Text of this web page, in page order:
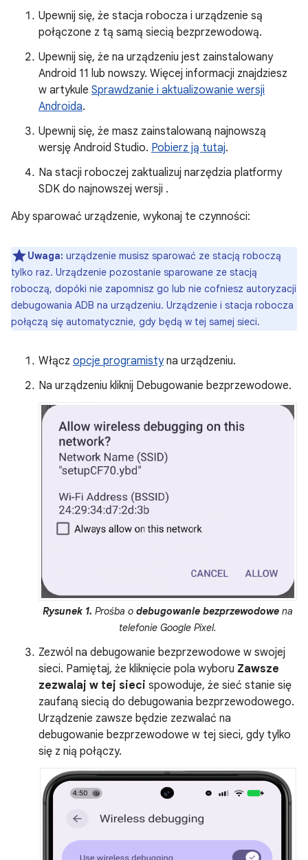
Upewnij się, że stacja robocza i urządzenie są
połączone z tą samą siecią bezprzewodową.
Upewnij się, że na urządzeniu jest zainstalowany
Android 11 lub nowszy. Więcej informacji znajdziesz
w artykule Sprawdzanie i aktualizowanie wersji
Androida.
Upewnij się, że masz zainstalowaną najnowszą
wersję Android Studio. Pobierz ją tutaj.
Na stacji roboczej zaktualizuj narzędzia platformy
SDK do najnowszej wersji .
Aby sparować urządzenie, wykonaj te czynności:
Uwaga: urządzenie musisz sparować ze stacją roboczą
tylko raz. Urządzenie pozostanie sparowane ze stacją
roboczą, dopóki nie zapomnisz go lub nie cofniesz autoryzacji
debugowania ADB na urządzeniu. Urządzenie i stacja robocza
połączą się automatycznie, gdy będą w tej samej sieci.
Włącz opcje programistyna urządzeniu.
Na urządzeniu kliknij Debugowanie bezprzewodowe.
Rysunek 1. Prośba o debugowanie bezprzewodowe na
telefonie Google Pixel.
Zezwól na debugowanie bezprzewodowe w swojej
sieci. Pamiętaj, że kliknięcie pola wyboru Zawsze
zezwalaj w tej sieci spowoduje, że sieć stanie się
zaufaną siecią do debugowania bezprzewodowego.
Urządzenie zawsze będzie zezwalać na
debugowanie bezprzewodowe w tej sieci, gdy tylko
się z nią połączy.